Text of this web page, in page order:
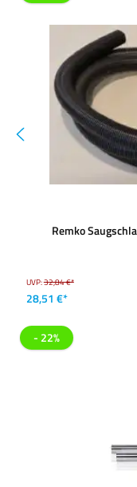
Remko
UVP:32,84 €*
28,51 €*
- 22%